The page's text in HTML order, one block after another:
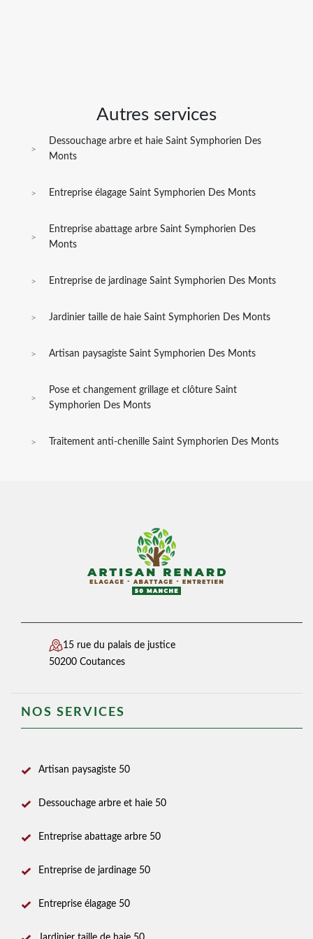
Autres services
Dessouchage arbre et haie Saint Symphorien Des
Monts
Entreprise élagage Saint Symphorien Des Monts
Entreprise abattage arbre Saint Symphorien Des
Monts
Entreprise de jardinage Saint Symphorien Des Monts
Jardinier taille de haie Saint Symphorien Des Monts
Artisan paysagiste Saint Symphorien Des Monts
Pose et changement grillage et clôture Saint
Symphorien Des Monts
Traitement anti-chenille Saint Symphorien Des Monts
15 rue du palais de justice
50200 Coutances
NOS SERVICES
Artisan paysagiste 50
Dessouchage arbre et haie 50
Entreprise abattage arbre 50
Entreprise de jardinage 50
Entreprise élagage 50